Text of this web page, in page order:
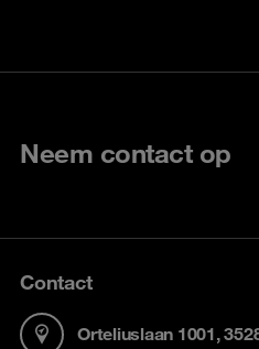
Neem contact op
Contact
Orteliuslaan 1001,